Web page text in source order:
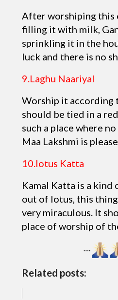
After worshiping this
filling it with milk,
sprinkling it in the
luck and there is no
9.Laghu Naariyal
Worship it according
should be tied in a
such a place where
Maa Lakshmi is
10.lotus Katta
Kamal Katta is a kind
out of lotus, this
very miraculous. It
place of worship of
….
Related posts: